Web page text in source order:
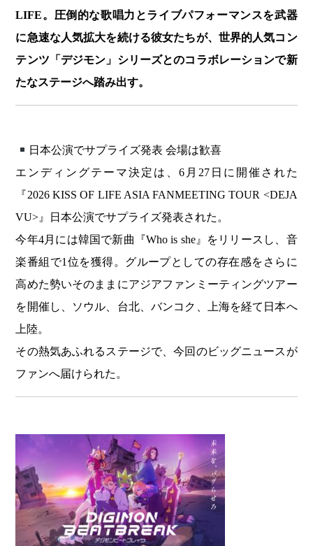
LIFE。圧倒的な歌唱力とライブパフォーマンスを武器
に急速な人気拡大を続ける彼女たちが、世界的人気コン
テンツ「デジモン」シリーズとのコラボレーションで新
たなステージへ踏み出す。
日本公演でサプライズ発表 会場は歓喜
エンディングテーマ決定は、6月27日に開催された
『2026 KISS OF LIFE ASIA FANMEETING TOUR <DEJA
VU>』日本公演でサプライズ発表された。
今年4月には韓国で新曲『Who is she』をリリースし、音
楽番組で1位を獲得。グループとしての存在感をさらに
高めた勢いそのままにアジアファンミーティングツアー
を開催し、ソウル、台北、バンコク、上海を経て日本へ
上陸。
その熱気あふれるステージで、今回のビッグニュースが
ファンへ届けられた。